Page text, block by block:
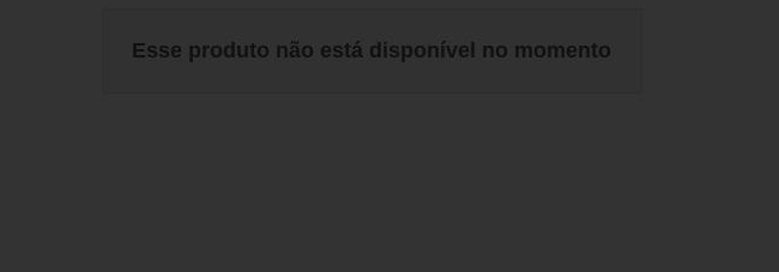
Esse produto não está disponível no momento